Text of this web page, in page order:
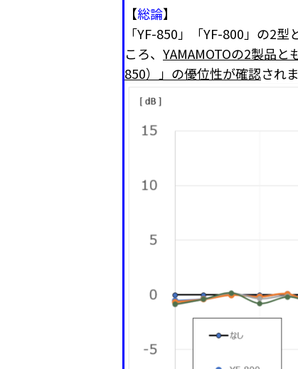
【総論】
「YF-850」「YF-800」の2
ころ、 YAMAMOTOの2製品と
850）」の優位性が確認され